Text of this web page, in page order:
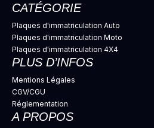
CATÉGORIE
Plaques d'immatriculation Auto
Plaques d'immatriculation Moto
Plaques d'immatriculation 4X4
PLUS D’INFOS
Mentions Légales
CGV/CGU
Réglementation
A PROPOS